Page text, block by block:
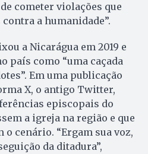
cometer violações que
a humanidade”.
a Nicarágua em 2019 e
país como “uma caçada
Em uma publicação
X, o antigo Twitter,
episcopais do
a igreja na região e que
cenário. “Ergam sua voz,
da ditadura”,